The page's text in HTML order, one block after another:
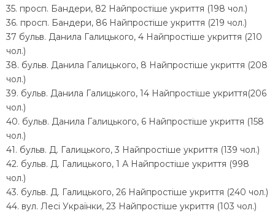
35. просп. Бандери, 82 Найпростіше укриття (198 чол.)
36. просп. Бандери, 86 Найпростіше укриття (219 чол.)
37 бульв. Данила Галицького, 4 Найпростіше укриття (210
чол.)
38. бульв. Данила Галицького, 8 Найпростіше укриття (208
чол.)
39. бульв. Данила Галицького, 14 Найпростіше укриття(206
чол.)
40. бульв. Данила Галицького, 6 Найпростіше укриття (158
чол.)
41. бульв. Д. Галицького, 3 Найпростіше укриття (139 чол.)
42. бульв. Д. Галицького, 1 А Найпростіше укриття (998
чол.)
43. бульв. Д. Галицького, 26 Найпростіше укриття (240 чол.)
44. вул. Лесі Українки, 23 Найпростіше укриття (103 чол.)